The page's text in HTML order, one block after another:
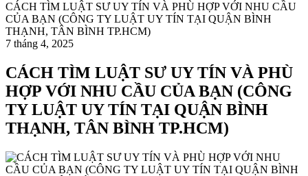
CÁCH TÌM LUẬT SƯ UY TÍN VÀ PHÙ HỢP VỚI NHU CẦU
CỦA BẠN (CÔNG TY LUẬT UY TÍN TẠI QUẬN BÌNH
THẠNH, TÂN BÌNH TP.HCM)
7 tháng 4, 2025
CÁCH TÌM LUẬT SƯ UY TÍN VÀ PHÙ
HỢP VỚI NHU CẦU CỦA BẠN (CÔNG
TY LUẬT UY TÍN TẠI QUẬN BÌNH
THẠNH, TÂN BÌNH TP.HCM)